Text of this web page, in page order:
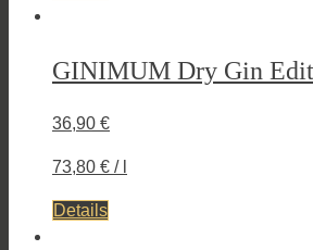
GINIMUM Dry Gin
36,90 €
73,80 € /
Details